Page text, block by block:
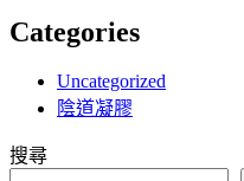
Categories
Uncategorized
陰道凝膠
搜尋